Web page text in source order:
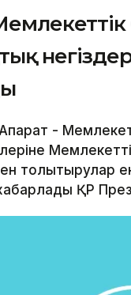
-
толықтырулар
ҚР